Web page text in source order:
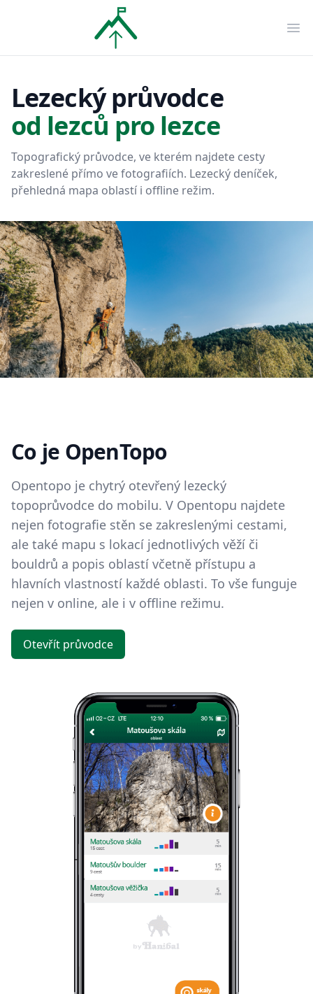
Lezecký průvodce
od lezců pro lezce
Topografický průvodce, ve kterém najdete cesty
zakreslené přímo ve fotografiích. Lezecký deníček,
přehledná mapa oblastí i offline režim.
Co je OpenTopo
Opentopo je chytrý otevřený lezecký
topoprůvodce do mobilu. V Opentopu najdete
nejen fotografie stěn se zakreslenými cestami,
ale také mapu s lokací jednotlivých věží či
bouldrů a popis oblastí včetně přístupu a
hlavních vlastností každé oblasti. To vše funguje
nejen v online, ale i v offline režimu.
Otevřít průvodce